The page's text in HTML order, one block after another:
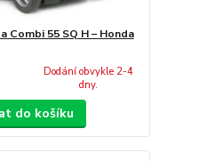
Combi 55 SQ H – Honda
Dodání obvykle 2-4
dny.
do košíku